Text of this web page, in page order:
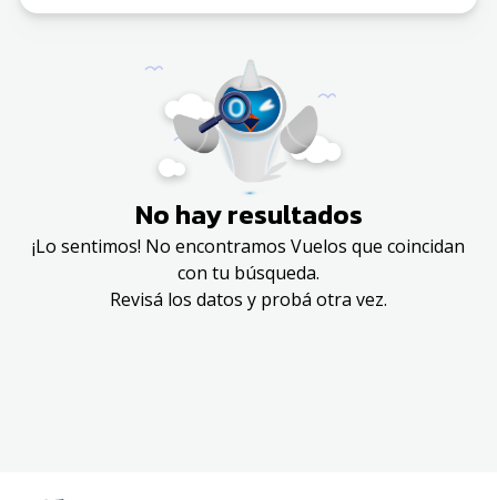
No hay resultados
¡Lo sentimos! No encontramos Vuelos que coincidan
con tu búsqueda.
Revisá los datos y probá otra vez.